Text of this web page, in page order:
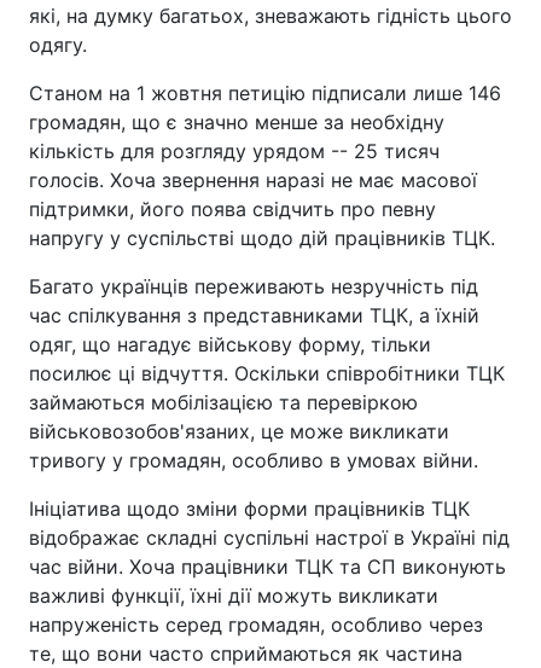
які, на думку багатьох, зневажають гідність цього
одягу.
Станом на 1 жовтня петицію підписали лише 146
громадян, що є значно менше за необхідну
кількість для розгляду урядом -- 25 тисяч
голосів. Хоча звернення наразі не має масової
підтримки, його поява свідчить про певну
напругу у суспільстві щодо дій працівників ТЦК.
Багато українців переживають незручність під
час спілкування з представниками ТЦК, а їхній
одяг, що нагадує військову форму, тільки
посилює ці відчуття. Оскільки співробітники ТЦК
займаються мобілізацією та перевіркою
військовозобов'язаних, це може викликати
тривогу у громадян, особливо в умовах війни.
Ініціатива щодо зміни форми працівників ТЦК
відображає складні суспільні настрої в Україні під
час війни. Хоча працівники ТЦК та СП виконують
важливі функції, їхні дії можуть викликати
напруженість серед громадян, особливо через
те, що вони часто сприймаються як частина